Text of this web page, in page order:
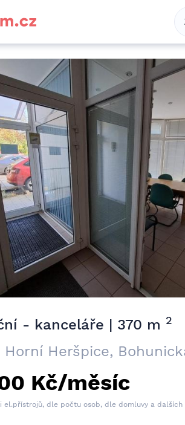
- kanceláře | 370 m 2
Horní Heršpice,
Kč/měsíc
el.přístrojů, dle počtu osob, dle domluvy a